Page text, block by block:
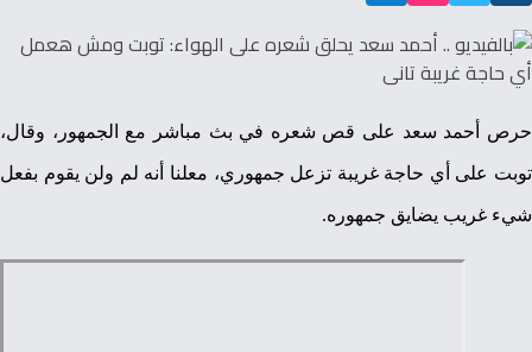
حرص أحمد سعد على قص شعره في بث مباشر مع الجمهور، وقال،
توبت على أي حاجة غريبة تزعل جمهوري، معلنا أنه لم ولن يقوم بفعل
شيء غريب يضايق جمهوره.